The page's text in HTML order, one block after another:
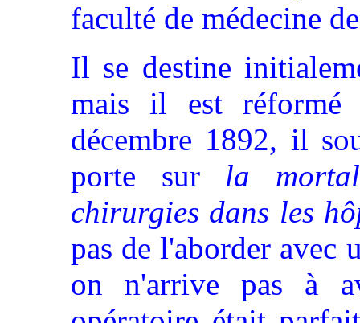
faculté de médecine
Il se destine
mais il est réformé
décembre 1892, il
porte sur la
chirurgies dans les
pas de l'aborder avec
on n'arrive pas à